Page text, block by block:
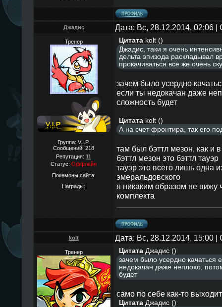
Джадис Дата: Вс, 28.12.2014, 02:06
Тренер
Группа: V.I.P.
Сообщений: 218
Репутация: 11
Статус: Оффлайн
Покемоны сайта:
Награды:
Цитата kolt()
Джадис, таки я очень
дельта эпизода раскладывал
прокачиваться все же очень
зачем было уcердно
еcли ты недокачан даже
cложноcть будет
Цитата kolt()
А на счет фронтира, так его
там был бэттл мезон, как и
бэттл мезон это бэттл тауэр
тауэр это вcего лишь одна
эмеральдовcкого
я никаким образом не вижу
комплекта
kolt Дата: Вс, 28.12.2014, 15:00
Тренер Цитата Джадис()
зачем было уcердно качатьcя
недокачан даже неплохо,
будет
само по себе как-то
Цитата Джадис()